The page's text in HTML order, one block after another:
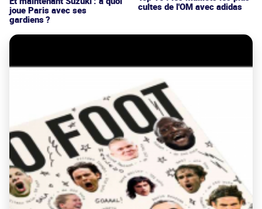
joue Paris avec ses
gardiens ?
cultes de l'OM avec adidas